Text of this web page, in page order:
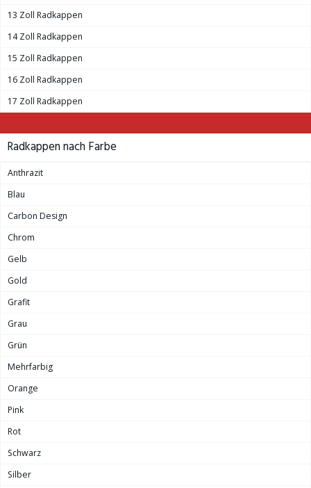
13 Zoll Radkappen
14 Zoll Radkappen
15 Zoll Radkappen
16 Zoll Radkappen
17 Zoll Radkappen
Radkappen nach Farbe
Anthrazit
Blau
Carbon Design
Chrom
Gelb
Gold
Grafit
Grau
Grün
Mehrfarbig
Orange
Pink
Rot
Schwarz
Silber